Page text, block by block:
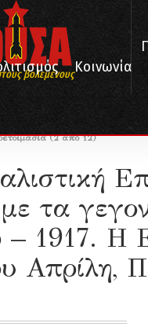
βολεμένους Κοινωνία
222 έργα ζωγραφικής με τα
(2 από 12)
τα
– 1917. Η
Απρίλη,